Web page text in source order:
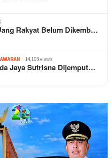
Rakyat Belum Dikemb…
14,193 views
Jaya Sutrisna Dijemput…